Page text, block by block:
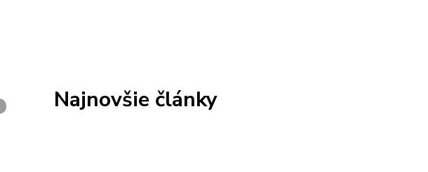
Najnovšie články